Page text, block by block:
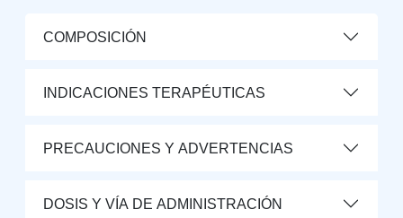
COMPOSICIÓN
INDICACIONES TERAPÉUTICAS
PRECAUCIONES Y ADVERTENCIAS
DOSIS Y VÍA DE ADMINISTRACIÓN